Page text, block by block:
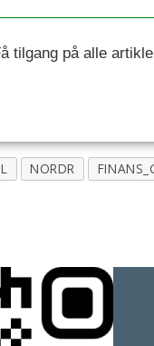
tilgang på alle
NORDR